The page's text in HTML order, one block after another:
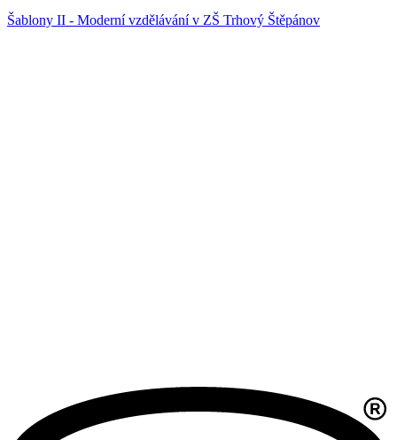
Šablony II - Moderní vzdělávání v ZŠ Trhový Štěpánov